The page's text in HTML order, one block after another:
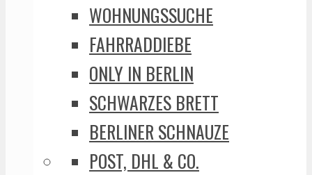
WOHNUNGSSUCHE
FAHRRADDIEBE
ONLY IN BERLIN
SCHWARZES BRETT
BERLINER SCHNAUZE
POST, DHL & CO.